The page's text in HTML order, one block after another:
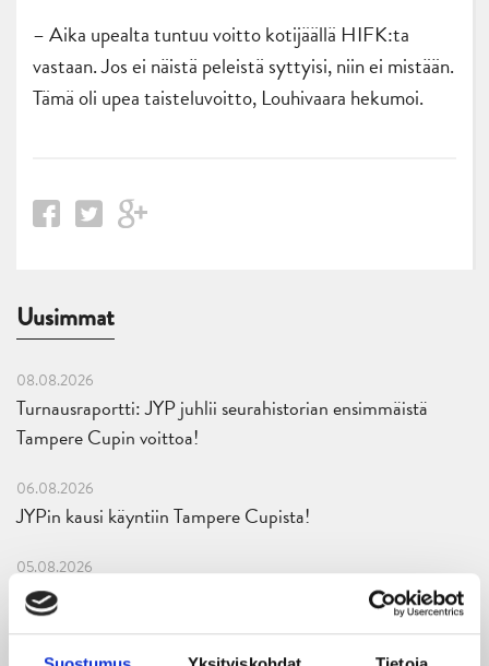
– Aika upealta tuntuu voitto kotijäällä HIFK:ta
vastaan. Jos ei näistä peleistä syttyisi, niin ei mistään.
Tämä oli upea taisteluvoitto, Louhivaara hekumoi.
Uusimmat
08.08.2026
Turnausraportti: JYP juhlii seurahistorian ensimmäistä
Tampere Cupin voittoa!
06.08.2026
JYPin kausi käyntiin Tampere Cupista!
05.08.2026
JYPin kapteenisto Liiga-kauteen 2026–2027 on nimetty